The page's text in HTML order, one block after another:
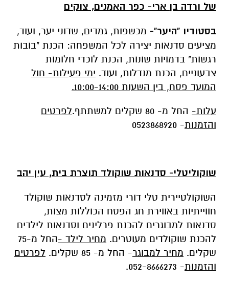
של ורדה בן ארי- כפר האמנים, צוקים
בסטודיו "היער"- מכשפות, גמדים, שדוני יער, ועוד,
מציעים סדנאות יצירה לכל המשפחה: הכנת "בובות
רגשות" בדמויות שונות, הכנת לוכדי חלומות
צבעוניים, הכנת מנדלות, ועוד. ימי פעילות- חול
המועד פסח, בין השעות 10:00-14:00.
עלות- החל מ- 80 שקלים למשתתף.
לפרטים
והזמנות- 0523868920
שוקוליטלי- סדנאות שוקולד תוצרת בית, עין יהב
השוקולטיירית טלי דורי מזמינה לסדנאות שוקולד
חווייתיות באווירת חג הפסח הכוללות מצות,
סדנאות למבוגרים להכנת פרלינים וסדנאות לילדים
להכנת שוקולדים מעוטרים. מחיר לילד -
החל מ-75
שקלים. מחיר למבוגר- החל מ- 85 שקלים.
לפרטים
והזמנות- 052-8666273.